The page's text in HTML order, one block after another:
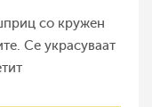
со кружен
Се украсуваат